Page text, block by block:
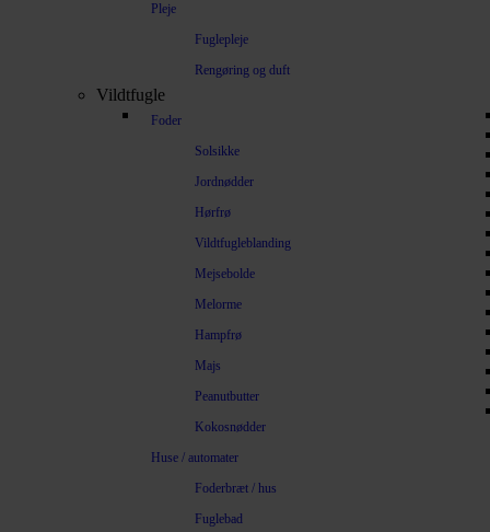
Pleje
Fuglepleje
Rengøring og duft
Vildtfugle
Foder
Solsikke
Jordnødder
Hørfrø
Vildtfugleblanding
Mejsebolde
Melorme
Hampfrø
Majs
Peanutbutter
Kokosnødder
Huse / automater
Foderbræt / hus
Fuglebad